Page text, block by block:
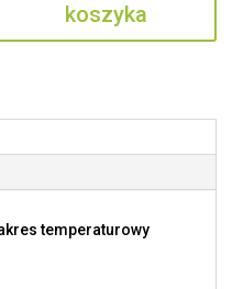
koszyka
temperaturowy